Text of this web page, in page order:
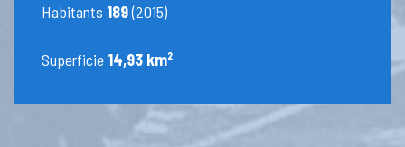
Habitants 189(2015)
Superficie 14,93 km²